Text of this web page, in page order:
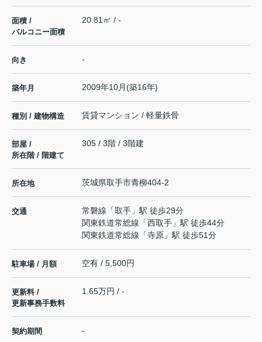
面積 /
バルコニー面積
20.81㎡ / -
向き -
築年月 2009年10月(築16年)
種別 / 建物構造 賃貸マンション / 軽量鉄骨
部屋 /
所在階 / 階建て
305 / 3階 / 3階建
所在地 茨城県取手市青柳404-2
交通 常磐線 「取手 」駅 徒歩29分
関東鉄道常総線 「西取手 」駅 徒歩44分
関東鉄道常総線 「寺原 」駅 徒歩51分
駐車場 / 月額 空有 / 5,500円
更新料 /
更新事務手数料
1.65万円 / -
契約期間 -